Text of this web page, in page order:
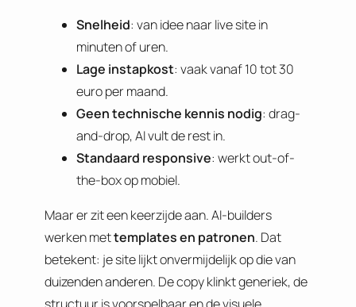
Snelheid: van idee naar live site in
minuten of uren.
Lage instapkost: vaak vanaf 10 tot 30
euro per maand.
Geen technische kennis nodig: drag-
and-drop, AI vult de rest in.
Standaard responsive: werkt out-of-
the-box op mobiel.
Maar er zit een keerzijde aan. AI-builders
werken mettemplates en patronen. Dat
betekent: je site lijkt onvermijdelijk op die van
duizenden anderen. De copy klinkt generiek, de